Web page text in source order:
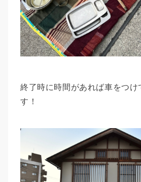
終了時に時間があれば車をつけ
す！